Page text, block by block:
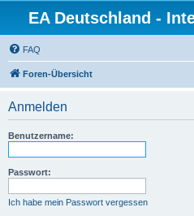
EA Deutschland -
FAQ
Foren-Übersicht
Anmelden
Benutzername:
Passwort:
Ich habe mein Passwort vergessen